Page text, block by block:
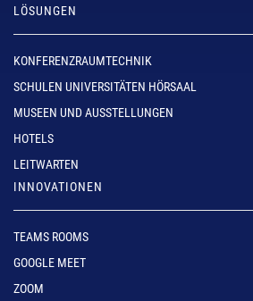
LÖSUNGEN
KONFERENZRAUMTECHNIK
SCHULEN UNIVERSITÄTEN HÖRSAAL
MUSEEN UND AUSSTELLUNGEN
HOTELS
LEITWARTEN
INNOVATIONEN
TEAMS ROOMS
GOOGLE MEET
ZOOM